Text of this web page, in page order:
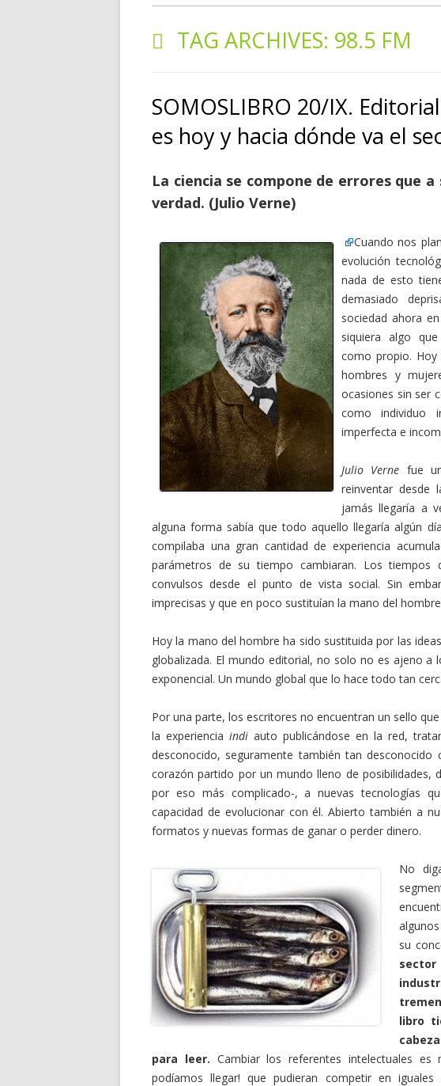
TAG ARCHIVES: 98.5 FM
SOMOSLIBRO 20/IX.
es hoy y hacia dónde va el
La ciencia se compone de errores que a
verdad. (Julio Verne)
Cuando nos
evolución
nada de esto
demasiado
sociedad ahora
siquiera algo
como propio. Hoy
hombres y
ocasiones sin ser
como individuo
imperfecta e
Julio Verne fue
reinventar desde
jamás llegaría a
alguna forma sabía que todo aquello llegaría algún
compilaba una gran cantidad de experiencia
parámetros de su tiempo cambiaran. Los tiempos
convulsos desde el punto de vista social. Sin
imprecisas y que en poco sustituían la mano del
Hoy la mano del hombre ha sido sustituida por las
globalizada. El mundo editorial, no solo no es ajeno
exponencial. Un mundo global que lo hace todo tan
Por una parte, los escritores no encuentran un sello
la experiencia indi auto publicándose en la red,
desconocido, seguramente también tan
corazón partido por un mundo lleno de posibilidades,
por eso más complicado-, a nuevas tecnologías
capacidad de evolucionar con él. Abierto también a
formatos y nuevas formas de ganar o perder dinero.
No
su
libro
para leer. Cambiar los referentes intelectuales
podíamos llegar! que pudieran competir en